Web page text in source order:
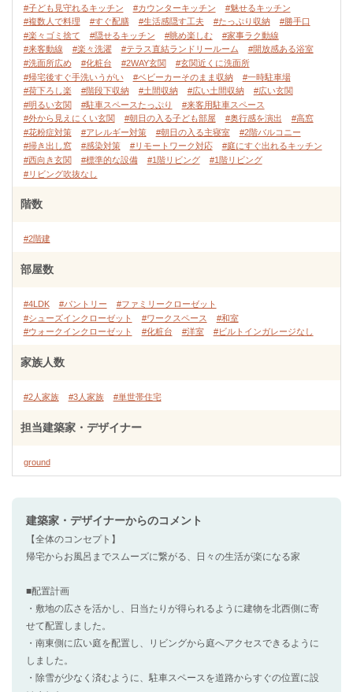
#子ども見守れるキッチン
#カウンターキッチン
#魅せるキッチン
#複数人で料理
#すぐ配膳 #生活感隠す工夫 #たっぷり収納
#勝手口
#楽々ゴミ捨て
#隠せるキッチン #眺め楽しむ
#家事ラク動線
#来客動線
#楽々洗濯 #テラス直結ランドリールーム
#開放感ある浴室
#洗面所広め
#化粧台 #2WAY玄関
#玄関近くに洗面所
#帰宅後すぐ手洗いうがい
#ベビーカーそのまま収納
#一時駐車場
#荷下ろし楽
#階段下収納 #土間収納 #広い土間収納
#広い玄関
#明るい玄関
#駐車スペースたっぷり
#来客用駐車スペース
#外から見えにくい玄関
#朝日の入る子ども部屋 #奥行感を演出
#高窓
#花粉症対策
#アレルギー対策 #朝日の入る主寝室
#2階バルコニー
#掃き出し窓
#感染対策 #リモートワーク対応
#庭にすぐ出れるキッチン
#西向き玄関
#標準的な設備 #1階リビング
#1階リビング
#リビング吹抜なし
階数
#2階建
部屋数
#4LDK #パントリー
#ファミリークローゼット
#シューズインクローゼット
#ワークスペース
#和室
#ウォークインクローゼット
#化粧台 #洋室 #ビルトインガレージなし
家族人数
#2人家族 #3人家族 #単世帯住宅
担当建築家・デザイナー
ground
建築家・デザイナーからのコメント
【全体のコンセプト】
帰宅からお風呂までスムーズに繋がる、日々の生活が楽になる家
■配置計画
・敷地の広さを活かし、日当たりが得られるように建物を北西側に寄
せて配置しました。
・南東側に広い庭を配置し、リビングから庭へアクセスできるように
しました。
・除雪が少なく済むように、駐車スペースを道路からすぐの位置に設